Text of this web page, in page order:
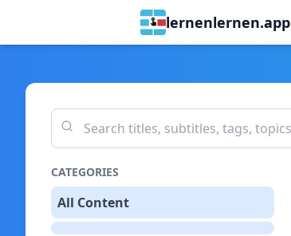
lernenlernen.app
CATEGORIES
All Content